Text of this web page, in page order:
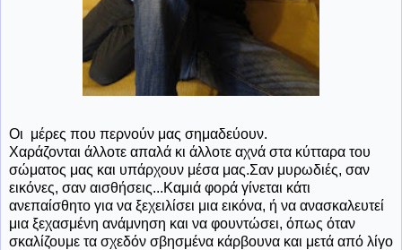
Οι μέρες που περνούν μας σημαδεύουν.
Χαράζονται άλλοτε απαλά κι άλλοτε αχνά στα κύτταρα του
σώματος μας και υπάρχουν μέσα μας.Σαν μυρωδιές, σαν
εικόνες, σαν αισθήσεις...Καμιά φορά γίνεται κάτι
ανεπαίσθητο για να ξεχειλίσει μια εικόνα, ή να ανασκαλευτεί
μια ξεχασμένη ανάμνηση και να φουντώσει, όπως όταν
σκαλίζουμε τα σχεδόν σβησμένα κάρβουνα και μετά από λίγο